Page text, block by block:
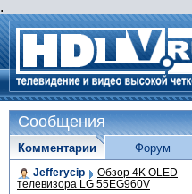
.
Сообщения
Комментарии
Jefferycip Обзор 4K OLED
телевизора LG 55EG960V
Форум